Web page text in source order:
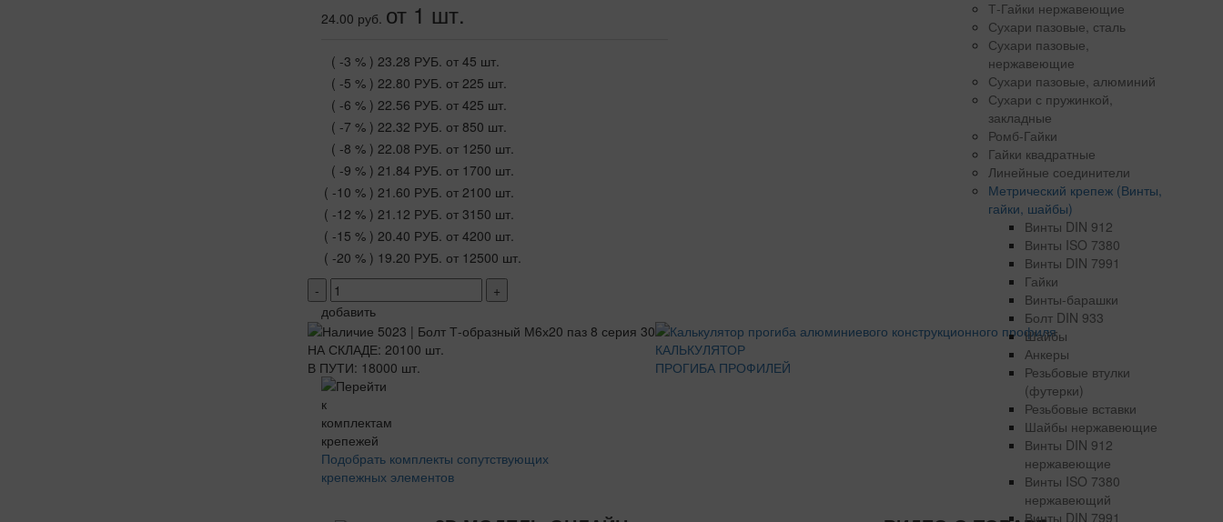
24.00 руб. от 1 шт.
( -3 % ) 23.28 РУБ. от 45 шт.
( -5 % ) 22.80 РУБ. от 225 шт.
( -6 % ) 22.56 РУБ. от 425 шт.
( -7 % ) 22.32 РУБ. от 850 шт.
( -8 % ) 22.08 РУБ. от 1250 шт.
( -9 % ) 21.84 РУБ. от 1700 шт.
( -10 % ) 21.60 РУБ. от 2100 шт.
( -12 % ) 21.12 РУБ. от 3150 шт.
( -15 % ) 20.40 РУБ. от 4200 шт.
( -20 % ) 19.20 РУБ. от 12500 шт.
-
+
добавить
НА СКЛАДЕ: 20100 шт.
В ПУТИ: 18000 шт.
КАЛЬКУЛЯТОР
ПРОГИБА ПРОФИЛЕЙ
Подобрать комплекты сопутствующих
крепежных элементов
Т-Гайки нержавеющие
Сухари пазовые, сталь
Сухари пазовые,
нержавеющие
Сухари пазовые, алюминий
Сухари с пружинкой,
закладные
Ромб-Гайки
Гайки квадратные
Линейные соединители
Метрический крепеж (Винты,
гайки, шайбы)
Винты DIN 912
Винты ISO 7380
Винты DIN 7991
Гайки
Винты-барашки
Болт DIN 933
Шайбы
Анкеры
Резьбовые втулки
(футерки)
Резьбовые вставки
Шайбы нержавеющие
Винты DIN 912
нержавеющие
Винты ISO 7380
нержавеющий
Винты DIN 7991